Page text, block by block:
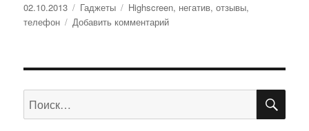
Опубликовано
02.10.2013 Рубрики
Гаджеты Метки
Highscreen, негатив,отзывы,
телефон
Добавить комментарий
смартфон
Искать: